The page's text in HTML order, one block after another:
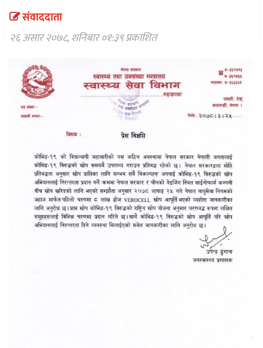
चिकित्सा
हेल्थ
भिडियो
संवाददाता
२६ असार २०७८, शनिबार ०१:३९ प्रकाशित